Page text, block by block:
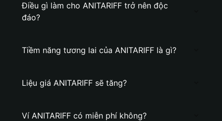
Điều gì làm cho ANITARIFF trở nên độc
đáo?
Tiềm năng tương lai của ANITARIFF là gì?
Liệu giá ANITARIFF sẽ tăng?
Ví ANITARIFF có miễn phí không?